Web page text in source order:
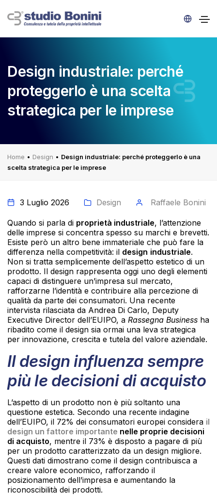
Design industriale: perché
proteggerlo è una scelta
strategica per le imprese
Home • Design • Design industriale: perché proteggerlo è una
scelta strategica per le imprese
3 Luglio 2026 Design Raffaele Bonini
Quando si parla di proprietà industriale, l’attenzione
delle imprese si concentra spesso su marchi e brevetti.
Esiste però un altro bene immateriale che può fare la
differenza nella competitività: il design industriale.
Non si tratta semplicemente dell’aspetto estetico di un
prodotto. Il design rappresenta oggi uno degli elementi
capaci di distinguere un’impresa sul mercato,
rafforzarne l’identità e contribuire alla percezione di
qualità da parte dei consumatori. Una recente
intervista rilasciata da Andrea Di Carlo, Deputy
Executive Director dell’EUIPO, a Rassegna Business ha
ribadito come il design sia ormai una leva strategica
per innovazione, crescita e tutela del valore aziendale.
Il design influenza sempre
più le decisioni di acquisto
L’aspetto di un prodotto non è più soltanto una
questione estetica. Secondo una recente indagine
dell’EUIPO, il 72% dei consumatori europei considera il
design un fattore importante nelle proprie decisioni
di acquisto, mentre il 73% è disposto a pagare di più
per un prodotto caratterizzato da un design migliore.
Questi dati dimostrano come il design contribuisca a
creare valore economico, rafforzando il
posizionamento dell’impresa e aumentando la
riconoscibilità dei prodotti.